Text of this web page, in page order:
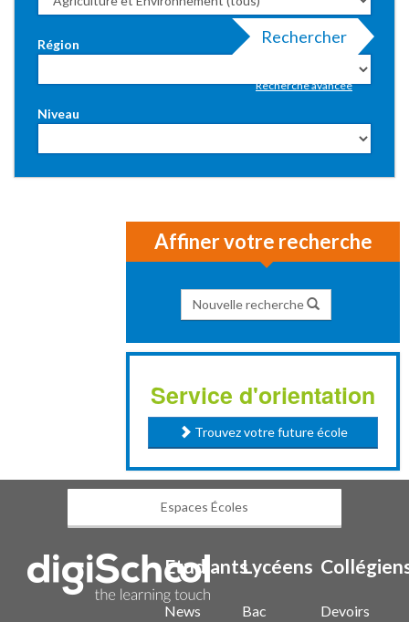
Région
Niveau
Rechercher
Recherche avancée
Affiner votre recherche
Nouvelle recherche
Service d'orientation
Trouvez votre future école
Espaces Écoles
Etudiants
News
Lycéens
Bac
Devoirs